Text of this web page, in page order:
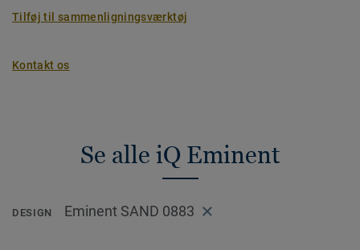
Tilføj til sammenligningsværktøj
Kontakt os
Se alle iQ Eminent
DESIGN Eminent SAND 0883